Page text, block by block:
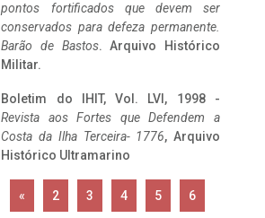
pontos fortificados que devem ser
conservados para defeza permanente.
Barão de Bastos. Arquivo Histórico
Militar.
Boletim do IHIT, Vol. LVI, 1998 -
Revista aos Fortes que Defendem a
Costa da Ilha Terceira- 1776, Arquivo
Histórico Ultramarino
« 2 3 4 5 6